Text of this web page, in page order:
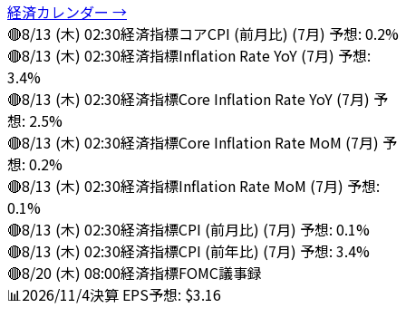
経済カレンダー →
🔴8/13 (木) 02:30経済指標コアCPI (前月比) (7月) 予想: 0.2%
🔴8/13 (木) 02:30経済指標Inflation Rate YoY (7月) 予想:
3.4%
🔴8/13 (木) 02:30経済指標Core Inflation Rate YoY (7月) 予
想: 2.5%
🔴8/13 (木) 02:30経済指標Core Inflation Rate MoM (7月) 予
想: 0.2%
🔴8/13 (木) 02:30経済指標Inflation Rate MoM (7月) 予想:
0.1%
🔴8/13 (木) 02:30経済指標CPI (前月比) (7月) 予想: 0.1%
🔴8/13 (木) 02:30経済指標CPI (前年比) (7月) 予想: 3.4%
🔴8/20 (木) 08:00経済指標FOMC議事録
📊2026/11/4決算 EPS予想: $3.16